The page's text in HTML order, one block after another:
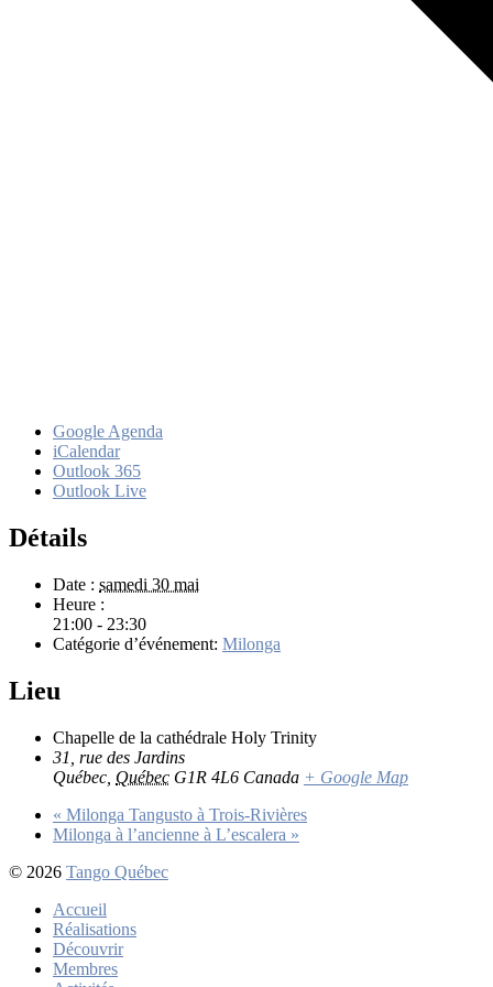
Google Agenda
iCalendar
Outlook 365
Outlook Live
Détails
Date : samedi 30 mai
Heure :
21:00 - 23:30
Catégorie d’événement: Milonga
Lieu
Chapelle de la cathédrale Holy Trinity
31, rue des Jardins
Québec Québec G1R 4L6 Canada + Google Map
« Milonga Tangusto à Trois-Rivières
Milonga à l’ancienne à L’escalera »
© 2026 Tango Québec
Accueil
Réalisations
Découvrir
Membres